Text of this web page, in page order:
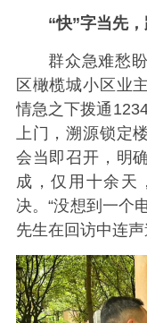
“快”字当先
群众急难愁
区橄榄城小区业
情急之下拨通
上门，溯源锁定
会当即召开，明
成，仅用十余天
决。“没想到一个
先生在回访中连声